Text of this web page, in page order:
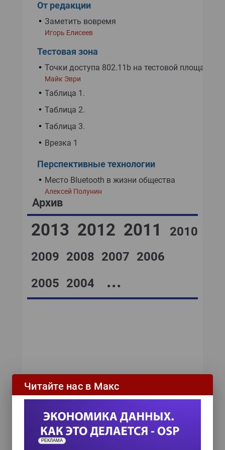
От редакции
Заметить вовремя
Игорь Елисеев
Тестовая зона
Точки доступа 802.11b на тестовой площадке
Майк Эври
Таблица 1.
Таблица 2.
Таблица 3.
Врезка 1
Перспективные технологии
Место Bluetooth в жизни общества
Алексей Полунин
Архив
2013 2012 2011
2010
2009 2008 2007 2006
2005 2004 ...
№07,2001
№06,2001
№04,2001
№03,2001
№02,2001
№01,2001
РЕКЛАМА
Читайте нас в Макс